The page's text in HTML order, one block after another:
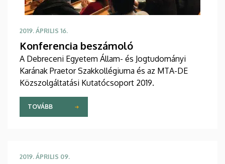
2019. ÁPRILIS 16.
Konferencia beszámoló
A Debreceni Egyetem Állam- és Jogtudományi
Karának Praetor Szakkollégiuma és az MTA-DE
Közszolgáltatási Kutatócsoport 2019.
TOVÁBB
2019. ÁPRILIS 09.